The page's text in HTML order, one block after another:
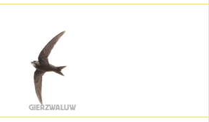
GIERZWALUW